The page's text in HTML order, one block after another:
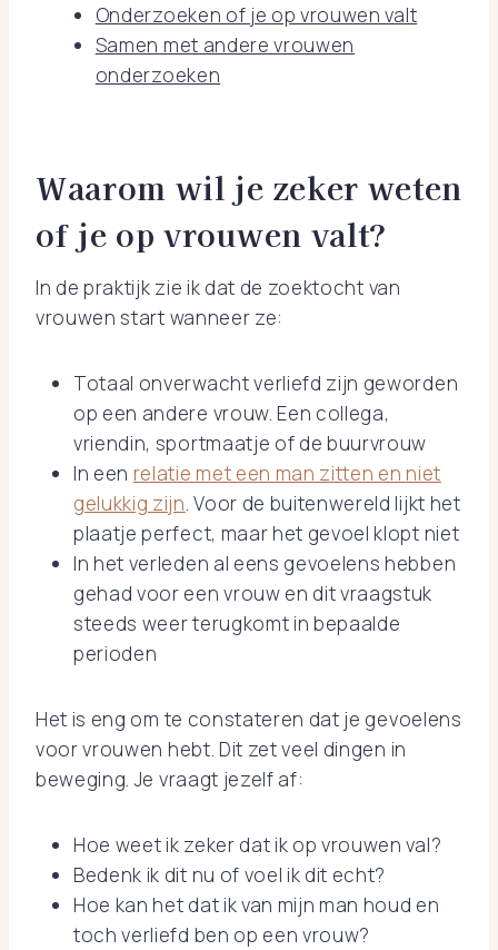
Onderzoeken of je op vrouwen valt
Samen met andere vrouwen
onderzoeken
Waarom wil je zeker weten
of je op vrouwen valt?
In de praktijk zie ik dat de zoektocht van
vrouwen start wanneer ze:
Totaal onverwacht verliefd zijn geworden
op een andere vrouw. Een collega,
vriendin, sportmaatje of de buurvrouw
In een relatie met een man zitten en niet
gelukkig zijn. Voor de buitenwereld lijkt het
plaatje perfect, maar het gevoel klopt niet
In het verleden al eens gevoelens hebben
gehad voor een vrouw en dit vraagstuk
steeds weer terugkomt in bepaalde
perioden
Het is eng om te constateren dat je gevoelens
voor vrouwen hebt. Dit zet veel dingen in
beweging. Je vraagt jezelf af:
Hoe weet ik zeker dat ik op vrouwen val?
Bedenk ik dit nu of voel ik dit echt?
Hoe kan het dat ik van mijn man houd en
toch verliefd ben op een vrouw?